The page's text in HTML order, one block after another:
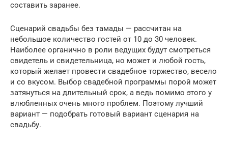
составить заранее.
Сценарий свадьбы без тамады — рассчитан на
небольшое количество гостей от 10 до 30 человек.
Наиболее органично в роли ведущих будут смотреться
свидетель и свидетельница, но может и любой гость,
который желает провести свадебное торжество, весело
и со вкусом. Выбор свадебной программы порой может
затянуться на длительный срок, а ведь помимо этого у
влюбленных очень много проблем. Поэтому лучший
вариант — подобрать готовый вариант сценария на
свадьбу.